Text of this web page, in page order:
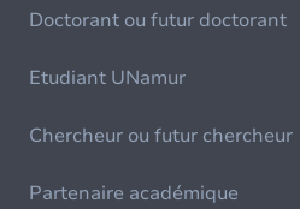
Doctorant ou futur doctorant
Etudiant UNamur
Chercheur ou futur chercheur
Partenaire académique